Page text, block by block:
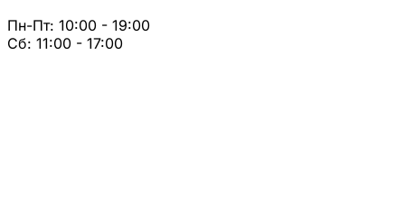
Пн-Пт: 10:00 - 19:00
Сб: 11:00 - 17:00